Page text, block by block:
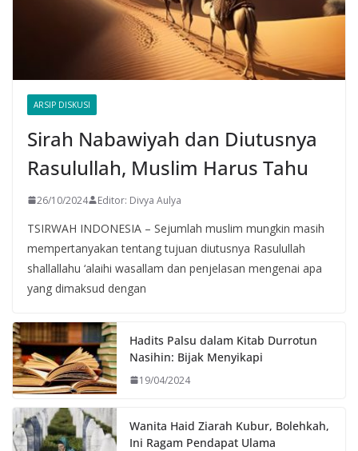
ARSIP DISKUSI
Sirah Nabawiyah dan Diutusnya
Rasulullah, Muslim Harus Tahu
26/10/2024 Editor: Divya Aulya
TSIRWAH INDONESIA – Sejumlah muslim mungkin masih
mempertanyakan tentang tujuan diutusnya Rasulullah
shallallahu ‘alaihi wasallam dan penjelasan mengenai apa
yang dimaksud dengan
Hadits Palsu dalam Kitab Durrotun
Nasihin: Bijak Menyikapi
19/04/2024
Wanita Haid Ziarah Kubur, Bolehkah,
Ini Ragam Pendapat Ulama